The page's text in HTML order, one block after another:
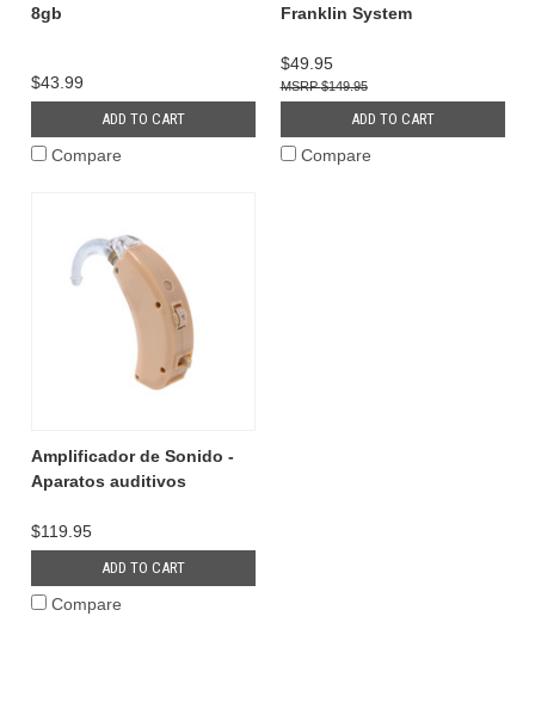
8gb
$43.99
ADD TO CART
Compare
Franklin System
$49.95
$149.95
ADD TO CART
Compare
Amplificador de Sonido -
Aparatos auditivos
$119.95
ADD TO CART
Compare